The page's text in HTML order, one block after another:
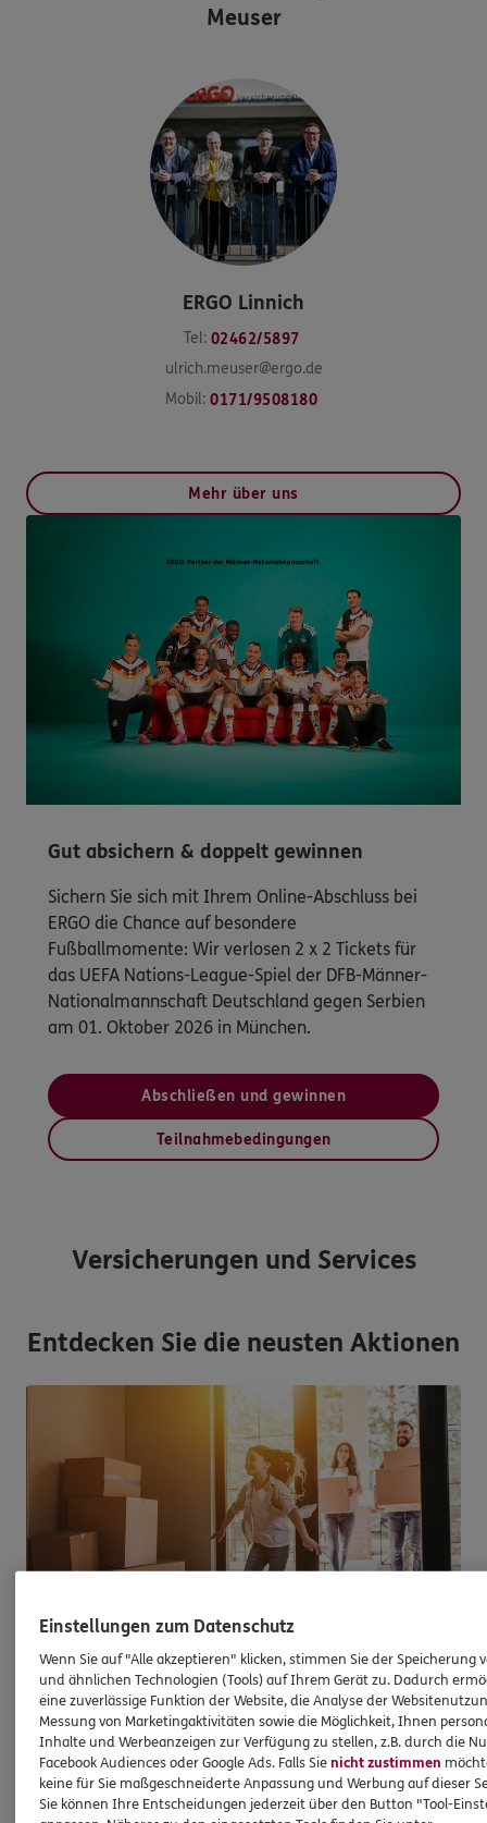
Meuser
ERGO Linnich
Tel: 02462/5897
ulrich.meuser@ergo.de
Mobil: 0171/9508180
Mehr über uns
Gut absichern & doppelt gewinnen
Sichern Sie sich mit Ihrem Online-Abschluss bei
ERGO die Chance auf besondere
Fußballmomente: Wir verlosen 2 x 2 Tickets für
das UEFA Nations-League-Spiel der DFB-Männer-
Nationalmannschaft Deutschland gegen Serbien
am 01. Oktober 2026 in München.
Abschließen und gewinnen
Teilnahmebedingungen
Versicherungen und Services
Entdecken Sie die neusten Aktionen
Immobilienfinanzierung
So werden Wohnträume Wirklichkeit
Ganz egal, ob Sie kaufen, bauen oder
modernisieren möchten - bei uns sind Sie mit
Wüstenrot als starkem Partner gut aufgehoben.
Einstellungen zum Datenschutz
Wenn Sie auf "Alle akzeptieren" klicken, stimmen Sie der Speicherung
und ähnlichen Technologien (Tools) auf Ihrem Gerät zu. Dadurch
eine zuverlässige Funktion der Website, die Analyse der
Messung von Marketingaktivitäten sowie die Möglichkeit, Ihnen
Inhalte und Werbeanzeigen zur Verfügung zu stellen, z.B. durch die
Facebook Audiences oder Google Ads. Falls Sienicht zustimmen
keine für Sie maßgeschneiderte Anpassung und Werbung auf dieser
Sie können Ihre Entscheidungen jederzeit über den Button "Tool-